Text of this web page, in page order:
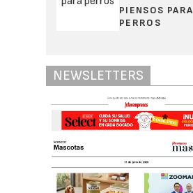
PIENSOS PARA
PERROS
NEWSLETTERS